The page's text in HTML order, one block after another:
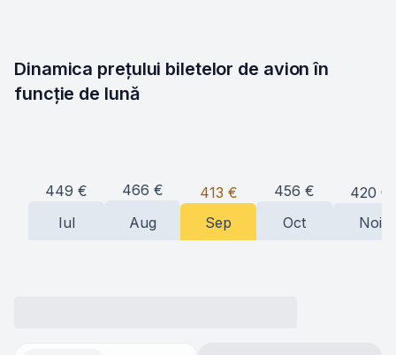
Dinamica prețului biletelor de avion în
funcție de lună
449 €
Iul
466 €
Aug
413 €
Sep
456 €
Oct
420 €
Noi